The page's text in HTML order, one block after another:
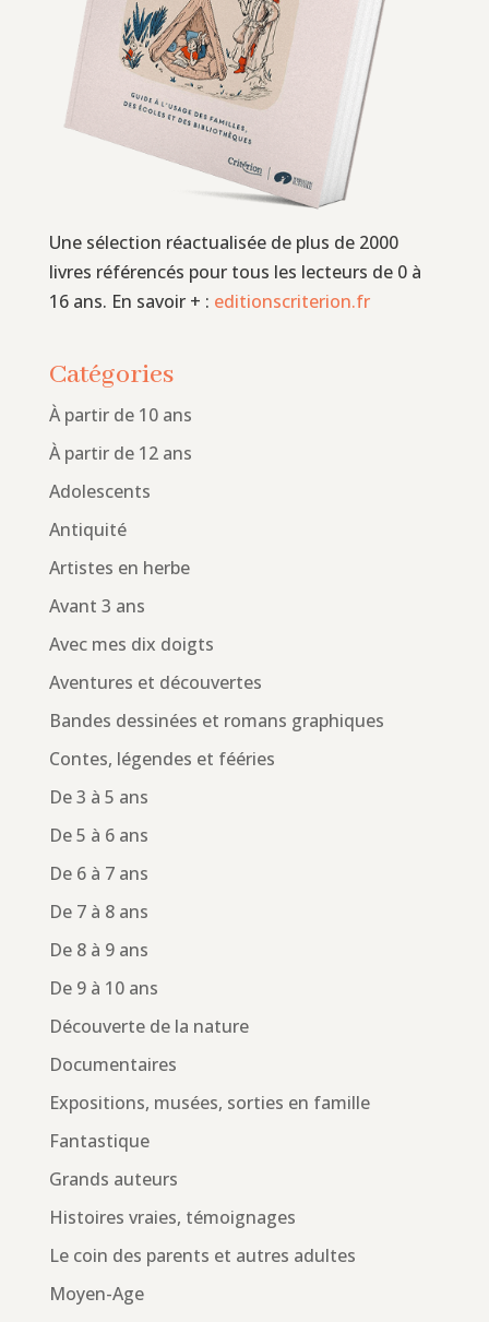
Une sélection réactualisée de plus de 2000
livres référencés pour tous les lecteurs de 0 à
16 ans. En savoir + : editionscriterion.fr
Catégories
À partir de 10 ans
À partir de 12 ans
Adolescents
Antiquité
Artistes en herbe
Avant 3 ans
Avec mes dix doigts
Aventures et découvertes
Bandes dessinées et romans graphiques
Contes, légendes et fééries
De 3 à 5 ans
De 5 à 6 ans
De 6 à 7 ans
De 7 à 8 ans
De 8 à 9 ans
De 9 à 10 ans
Découverte de la nature
Documentaires
Expositions, musées, sorties en famille
Fantastique
Grands auteurs
Histoires vraies, témoignages
Le coin des parents et autres adultes
Moyen-Age